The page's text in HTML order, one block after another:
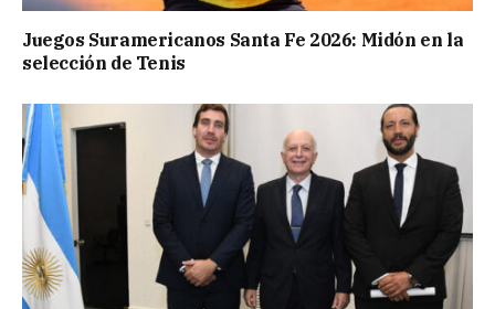
Juegos Suramericanos Santa Fe 2026: Midón en la
selección de Tenis